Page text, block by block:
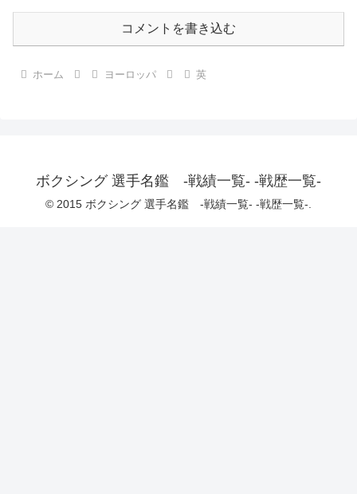
コメントを書き込む
ホーム ヨーロッパ 英
ボクシング 選手名鑑 -戦績一覧- -戦歴一覧-
© 2015 ボクシング 選手名鑑 -戦績一覧- -戦歴一覧-.